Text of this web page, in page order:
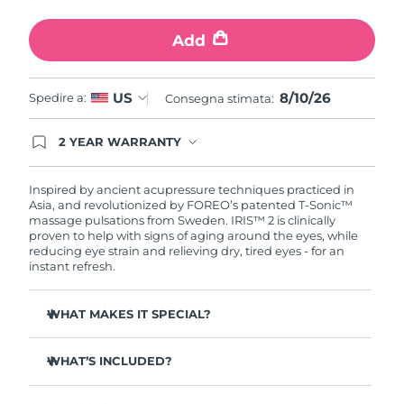
Add
Spedire a: US Consegna stimata: 8/10/26
2 YEAR WARRANTY
issues within 2-year of purchase, FOREO will
replace your product free of charge.
Inspired by ancient acupressure techniques practiced in
Asia, and revolutionized by FOREO’s patented T-Sonic™
massage pulsations from Sweden. IRIS™ 2 is clinically
proven to help with signs of aging around the eyes, while
reducing eye strain and relieving dry, tired eyes - for an
instant refresh.
WHAT MAKES IT SPECIAL?
care treatment.
3.5x more effective at reducing under-eye bags*
WHAT’S INCLUDED?
Turchia
Emirati Arabi Uniti 8/10/26
Regno Unito Consegna stimata
Stati Uniti
Uzbekistan Consegna stimata8/14/26
Vietnam Consegna stimata8/15/26